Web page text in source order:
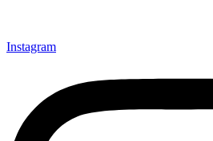
Instagram